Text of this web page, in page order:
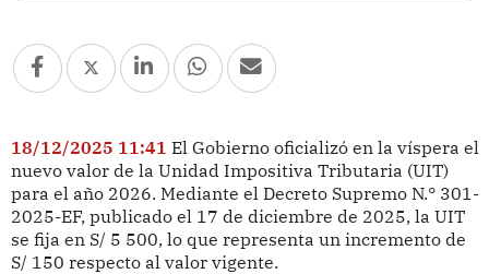
18/12/2025 11:41 El Gobierno oficializó en la víspera el
nuevo valor de la Unidad Impositiva Tributaria (UIT)
para el año 2026. Mediante el Decreto Supremo N.° 301-
2025-EF, publicado el 17 de diciembre de 2025, la UIT
se fija en S/ 5 500, lo que representa un incremento de
S/ 150 respecto al valor vigente.